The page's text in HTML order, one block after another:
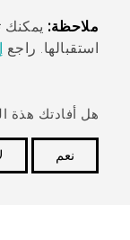
ملاحظة: يمكنك
استقبالها. راجع
هل أفادتك هذة
نعم